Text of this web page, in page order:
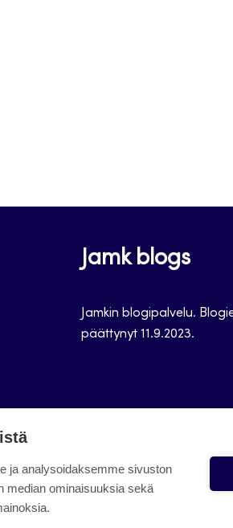
Jamk blogs
Jamkin blogipalvelu.
päättynyt 11.9.2023.
ja analysoidaksemme sivuston
median ominaisuuksia sekä